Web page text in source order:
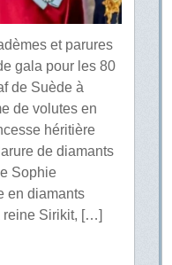
et parures
gala pour les 80
de Suède à
de volutes en
héritière
de diamants
Sophie
en diamants
reine Sirikit, […]